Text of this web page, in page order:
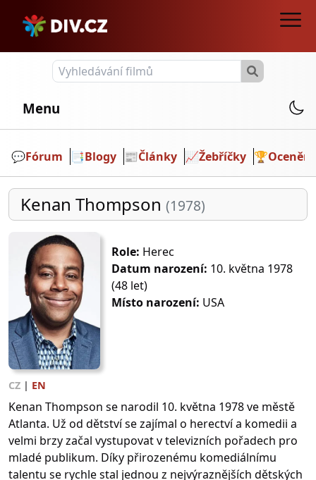
Menu
💬️Fórum 📑Blogy 📰Články 📈Žebříčky 🏆Ocenění
Kenan Thompson (1978)
Role: Herec
Datum narození: 10. května 1978
(48 let)
Místo narození: USA
CZ | EN
Kenan Thompson se narodil 10. května 1978 ve městě
Atlanta. Už od dětství se zajímal o herectví a komedii a
velmi brzy začal vystupovat v televizních pořadech pro
mladé publikum. Díky přirozenému komediálnímu
talentu se rychle stal jednou z nejvýraznějších dětských